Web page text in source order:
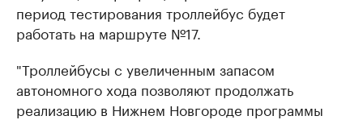
период тестирования троллейбус будет
работать на маршруте №17.
"Троллейбусы с увеличенным запасом
автономного хода позволяют продолжать
реализацию в Нижнем Новгороде программы